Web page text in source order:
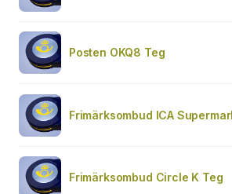
Posten OKQ8 Teg
Frimärksombud ICA
Frimärksombud Circle K Teg